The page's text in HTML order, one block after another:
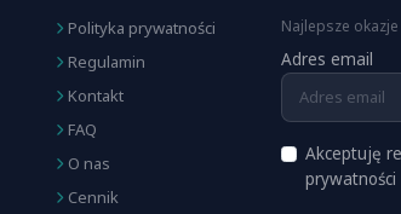
Polityka prywatności
Regulamin
Kontakt
FAQ
O nas
Cennik
Najlepsze
Adres email
Akceptuję
prywatności